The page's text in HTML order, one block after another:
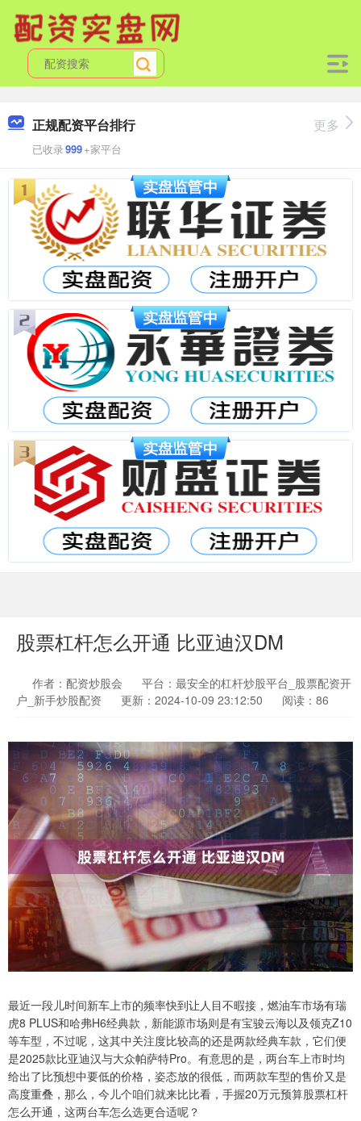
正规配资平台排行
已收录999+家平台
更多
股票杠杆怎么开通 比亚迪汉DM
作者：配资炒股会
平台：最安全的杠杆炒股平台_股票配资开
户_新手炒股配资
更新：2024-10-09 23:12:50 阅读：86
最近一段儿时间新车上市的频率快到让人目不暇接，燃油车市场有瑞
虎8 PLUS和哈弗H6经典款，新能源市场则是有宝骏云海以及领克Z10
等车型，不过呢，这其中关注度比较高的还是两款经典车款，它们便
是2025款比亚迪汉与大众帕萨特Pro。有意思的是，两台车上市时均
给出了比预想中要低的价格，姿态放的很低，而两款车型的售价又是
高度重叠，那么，今儿个咱们就来比比看，手握20万元预算股票杠杆
怎么开通，这两台车怎么选更合适呢？